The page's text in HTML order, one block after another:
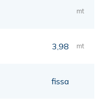
mt
3,98 mt
fissa